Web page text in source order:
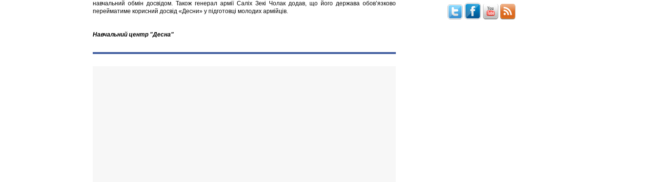
навчальний обмін досвідом. Також генерал армії Саліх Зекі Чолак додав, що його держава обов’язково
перейматиме корисний досвід «Десни» у підготовці молодих армійців.
Навчальний центр "Десна"